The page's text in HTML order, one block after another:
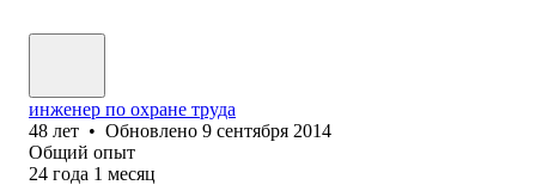
инженер по охране труда
48 лет • Обновлено 9 сентября 2014
Общий опыт
24 года 1 месяц